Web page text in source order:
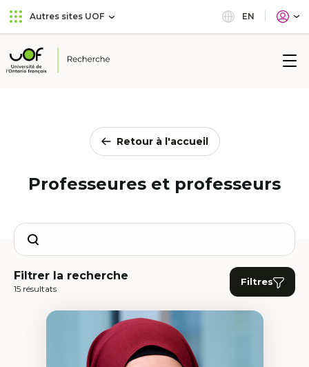
Aller
au
principal
Passer
au
Autres sites UOF EN
Université
Retour à l'accueil
Professeures et professeurs
Search
Filtrer la recherche
15 résultats
Filtres